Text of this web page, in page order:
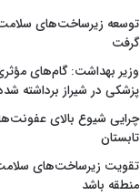
گرفت
وزیر بهداشت: گام‌های
پزشکی در شیراز برداشته
چرایی شیوع بالای
تابستان
تقویت زیرساخت‌های
منطقه باشد